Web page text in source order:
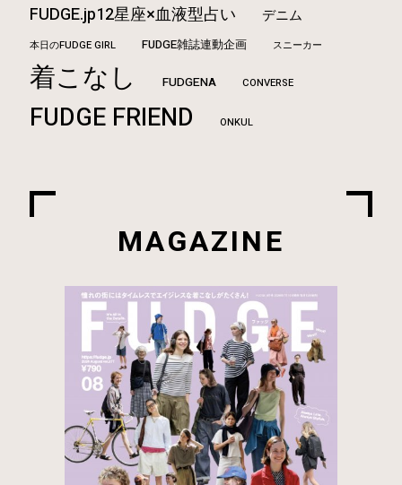
FUDGE.jp12星座×血液型占い デニム
本日のFUDGE GIRL FUDGE雑誌連動企画 スニーカー
着こなし FUDGENA CONVERSE
FUDGE FRIEND ONKUL
MAGAZINE